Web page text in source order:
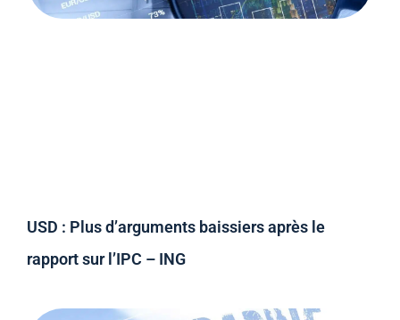
USD : Plus d’arguments baissiers après le
rapport sur l’IPC – ING